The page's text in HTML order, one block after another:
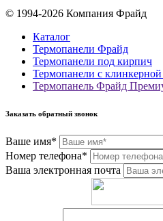
© 1994-2026 Компания Фрайд
Каталог
Термопанели Фрайд
Термопанели под кирпич
Термопанели с
Термопанель Фрайд
Заказать обратный звонок
Ваше имя*
Номер телефона*
Ваша электронная почта